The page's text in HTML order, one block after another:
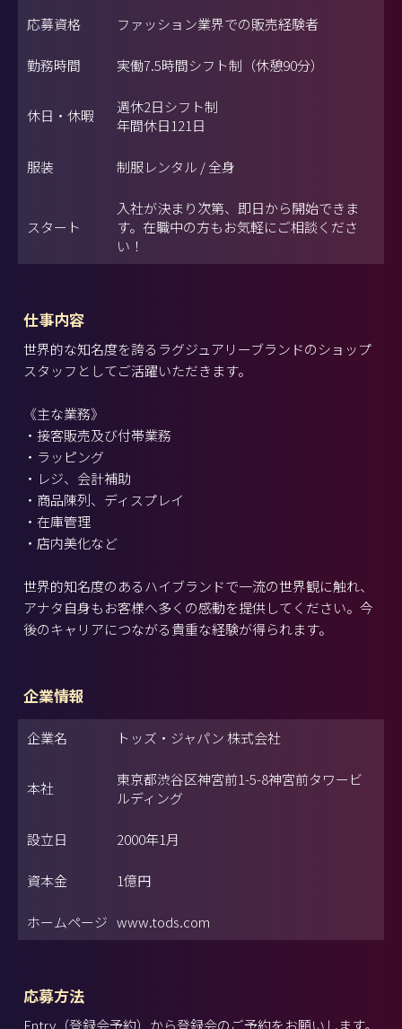
応募資格 ファッション業界での販売経験者
勤務時間 実働7.5時間シフト制（休憩90分）
休日・休暇
週休2日シフト制
年間休日121日
服装 制服レンタル / 全身
スタート
入社が決まり次第、即日から開始できま
す。在職中の方もお気軽にご相談くださ
い！
仕事内容
世界的な知名度を誇るラグジュアリーブランドのショップ
スタッフとしてご活躍いただきます。
《主な業務》
・接客販売及び付帯業務
・ラッピング
・レジ、会計補助
・商品陳列、ディスプレイ
・在庫管理
・店内美化など
世界的知名度のあるハイブランドで一流の世界観に触れ、
アナタ自身もお客様へ多くの感動を提供してください。今
後のキャリアにつながる貴重な経験が得られます。
企業情報
企業名 トッズ・ジャパン 株式会社
本社
東京都渋谷区神宮前1-5-8神宮前タワービ
ルディング
設立日 2000年1月
資本金 1億円
ホームページ www.tods.com
応募方法
Entry（登録会予約）から登録会のご予約をお願いします。